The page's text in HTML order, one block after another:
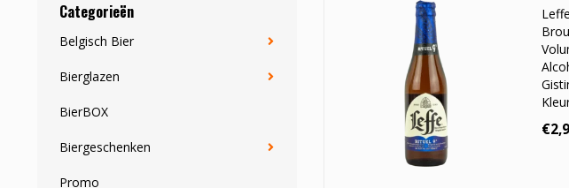
Categorieën
Belgisch Bier
Bierglazen
BierBOX
Biergeschenken
Promo